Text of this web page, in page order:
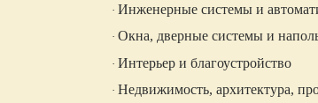
· Инженерные системы и
· Окна, дверные системы и
· Интерьер и благоустройство
· Недвижимость, архитектура,